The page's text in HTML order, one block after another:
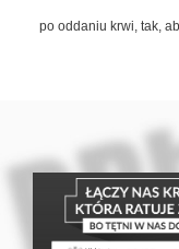
po oddaniu krwi, tak,